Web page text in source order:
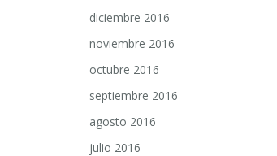
diciembre 2016
noviembre 2016
octubre 2016
septiembre 2016
agosto 2016
julio 2016